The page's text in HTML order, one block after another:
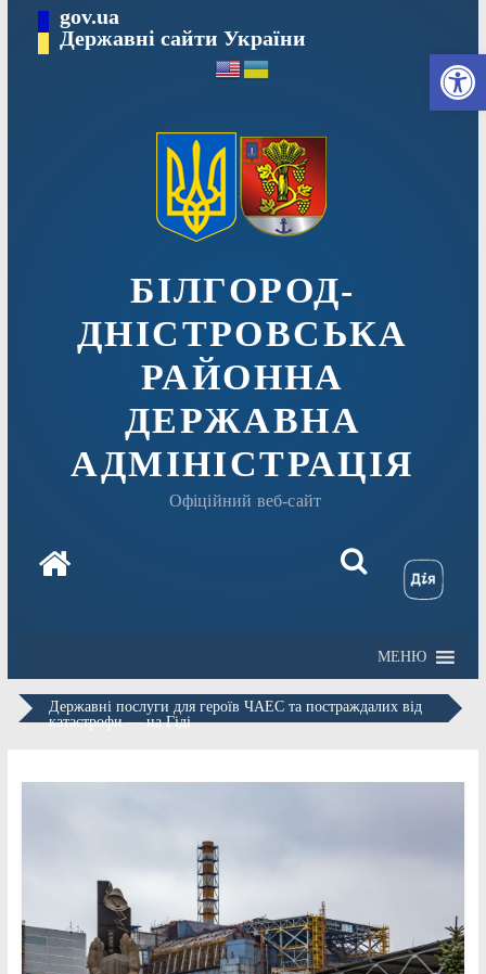
вмісту
gov.ua
Державні сайти України
БІЛГОРОД-
ДНІСТРОВСЬКА
РАЙОННА
ДЕРЖАВНА
АДМІНІСТРАЦІЯ
Офіційний веб-сайт
МЕНЮ
Державні послуги для героїв ЧАЕС та постраждалих від
катастрофи — на Гіді